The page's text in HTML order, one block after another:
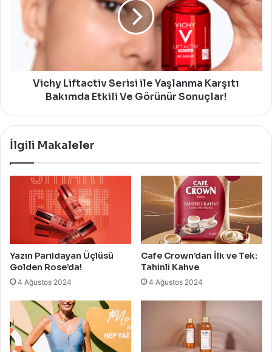
Karşıtı
Bakımda
Görünür
Sonuçlar!
Vichy Liftactiv Serisi ile Yaşlanma Karşıtı
Bakımda Etkili Ve Görünür Sonuçlar!
İlgili Makaleler
Yazın Parıldayan Üçlüsü
Golden Rose’da!
4 Ağustos 2024
Cafe Crown’dan İlk ve Tek:
Tahinli Kahve
4 Ağustos 2024